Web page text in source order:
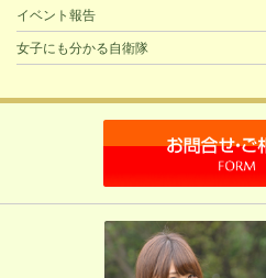
イベント報告
女子にも分かる自衛隊